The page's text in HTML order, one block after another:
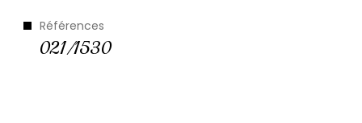
Références
021/1530